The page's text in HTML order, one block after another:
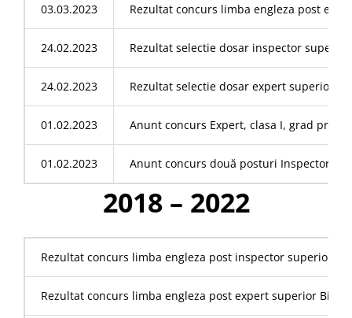
03.03.2023 Rezultat concurs limba engleza post
24.02.2023 Rezultat selectie dosar inspector
24.02.2023 Rezultat selectie dosar expert superior
01.02.2023 Anunt concurs Expert, clasa I, grad
01.02.2023 Anunt concurs două posturi Inspector,
2018 – 2022
Rezultat concurs limba engleza post inspector superior
Rezultat concurs limba engleza post expert superior